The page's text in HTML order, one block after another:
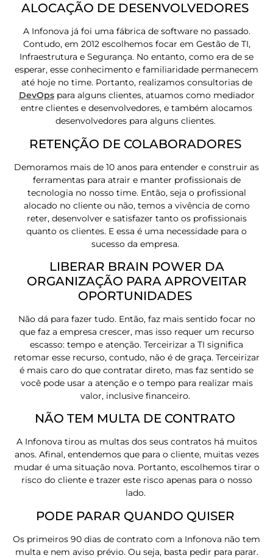
ALOCAÇÃO DE DESENVOLVEDORES
A Infonova já foi uma fábrica de software no passado.
Contudo, em 2012 escolhemos focar em Gestão de TI,
Infraestrutura e Segurança. No entanto, como era de se
esperar, esse conhecimento e familiaridade permanecem
até hoje no time. Portanto, realizamos consultorias de
DevOpspara alguns clientes, atuamos como mediador
entre clientes e desenvolvedores, e também alocamos
desenvolvedores para alguns clientes.
RETENÇÃO DE COLABORADORES
Demoramos mais de 10 anos para entender e construir as
ferramentas para atrair e manter profissionais de
tecnologia no nosso time. Então, seja o profissional
alocado no cliente ou não, temos a vivência de como
reter, desenvolver e satisfazer tanto os profissionais
quanto os clientes. E essa é uma necessidade para o
sucesso da empresa.
LIBERAR BRAIN POWER DA
ORGANIZAÇÃO PARA APROVEITAR
OPORTUNIDADES
Não dá para fazer tudo. Então, faz mais sentido focar no
que faz a empresa crescer, mas isso requer um recurso
escasso: tempo e atenção. Terceirizar a TI significa
retomar esse recurso, contudo, não é de graça. Terceirizar
é mais caro do que contratar direto, mas faz sentido se
você pode usar a atenção e o tempo para realizar mais
valor, inclusive financeiro.
NÃO TEM MULTA DE CONTRATO
A Infonova tirou as multas dos seus contratos há muitos
anos. Afinal, entendemos que para o cliente, muitas vezes
mudar é uma situação nova. Portanto, escolhemos tirar o
risco do cliente e trazer este risco apenas para o nosso
lado.
PODE PARAR QUANDO QUISER
Os primeiros 90 dias de contrato com a Infonova não tem
multa e nem aviso prévio. Ou seja, basta pedir para parar.